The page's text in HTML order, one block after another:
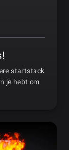
startstack
je hebt om